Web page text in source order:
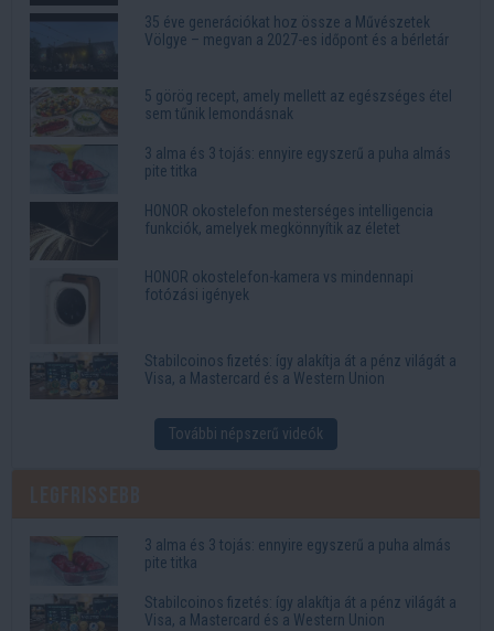
35 éve generációkat hoz össze a Művészetek
Völgye – megvan a 2027-es időpont és a bérletár
5 görög recept, amely mellett az egészséges étel
sem tűnik lemondásnak
3 alma és 3 tojás: ennyire egyszerű a puha almás
pite titka
HONOR okostelefon mesterséges intelligencia
funkciók, amelyek megkönnyítik az életet
HONOR okostelefon-kamera vs mindennapi
fotózási igények
Stabilcoinos fizetés: így alakítja át a pénz világát a
Visa, a Mastercard és a Western Union
További népszerű videók
3 alma és 3 tojás: ennyire egyszerű a puha almás
pite titka
Stabilcoinos fizetés: így alakítja át a pénz világát a
Visa, a Mastercard és a Western Union